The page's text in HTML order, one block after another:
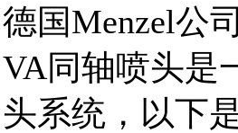
德国Menzel公
VA同轴喷头是
头系统，以下